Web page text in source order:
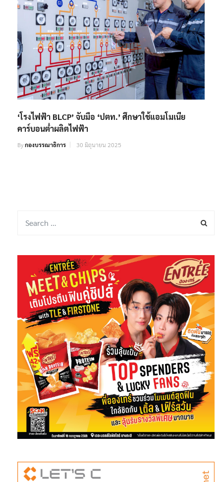
‘โรงไฟฟ้า BLCP’ จับมือ ‘ปตท.’ ศึกษาใช้แอมโมเนีย
คาร์บอนต่ำผลิตไฟฟ้า
Byกองบรรณาธิการ 30 มิถุนายน 2025